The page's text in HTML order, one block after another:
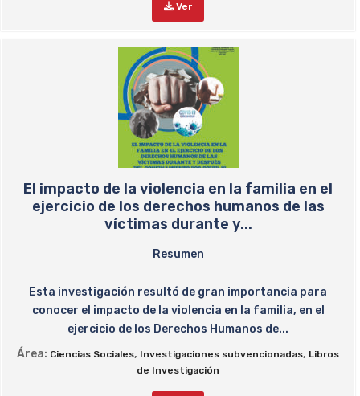
Ver
El impacto de la violencia en la familia en el
ejercicio de los derechos humanos de las
víctimas durante y...
Resumen
Esta investigación resultó de gran importancia para
conocer el impacto de la violencia en la familia, en el
ejercicio de los Derechos Humanos de...
Área: Ciencias Sociales, Investigaciones subvencionadas, Libros
de Investigación